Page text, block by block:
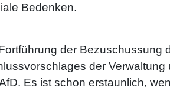
Bedenken.
der Bezuschussung
der Verwaltung
Es ist schon erstaunlich,